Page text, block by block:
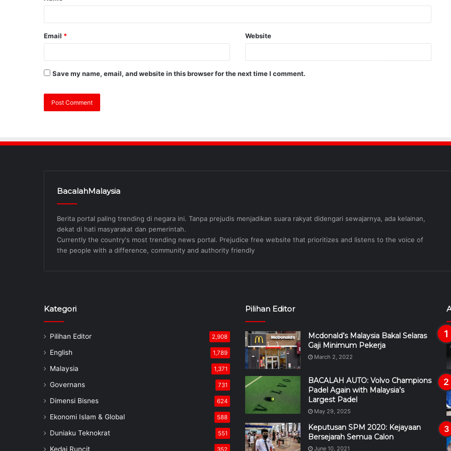
Email * Website
Save my name, email, and website in this browser for the next time I comment.
BacalahMalaysia
Berita portal paling trending di negara ini. Tanpa prejudis menjadikan suara rakyat didengari sewajarnya, ada kelainan,
dekat di hati masyarakat dan pemerintah.
Currently the country's most trending news portal. Prejudice free website that prioritizes and listens to the voice of
the people with a difference, community and authority friendly
Kategori
Pilihan Editor 2,908
English 1,789
Malaysia 1,371
Governans 731
Dimensi Bisnes 624
Ekonomi Islam & Global 588
Duniaku Teknokrat 551
Kedai Runcit
Pilihan Editor
Mcdonald’s Malaysia Bakal Selaras
Gaji Minimum Pekerja
March 2, 2022
BACALAH AUTO: Volvo Champions
Padel Again with Malaysia’s
Largest Padel
May 29, 2025
Keputusan SPM 2020: Kejayaan
Bersejarah Semua Calon
June 10, 2021